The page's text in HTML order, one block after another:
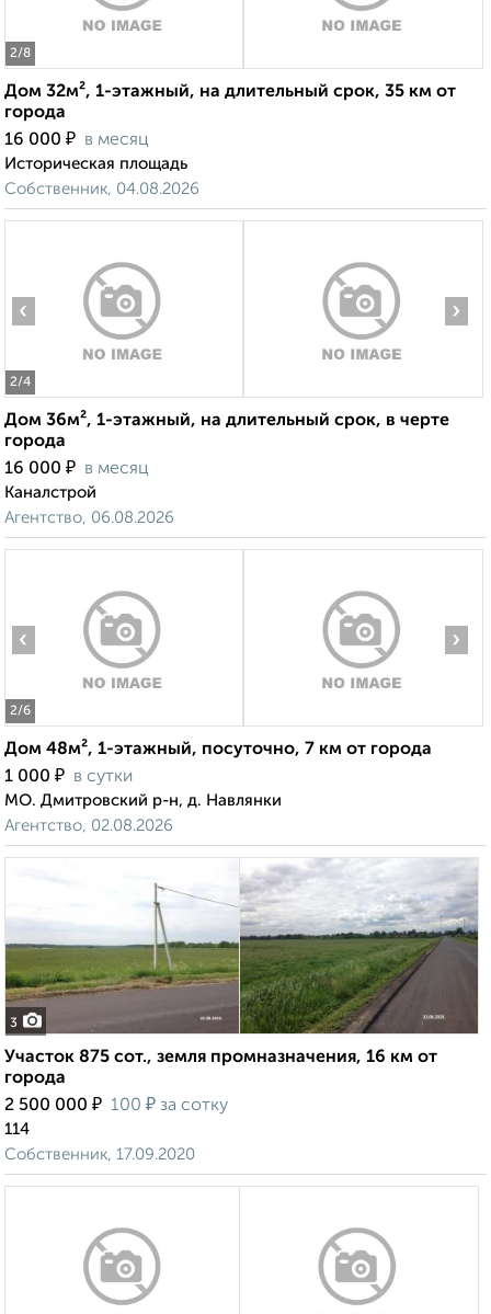
2/8
Дом 32м², 1-этажный, на длительный срок, 35 км от
города
16 000 ₽ в месяц
Историческая площадь
Собственник, 04.08.2026
2/4
‹ ›
Дом 36м², 1-этажный, на длительный срок, в черте
города
16 000 ₽ в месяц
Каналстрой
Агентство, 06.08.2026
2/6
‹ ›
Дом 48м², 1-этажный, посуточно, 7 км от города
1 000 ₽ в сутки
МО. Дмитровский р-н, д. Навлянки
Агентство, 02.08.2026
3
Участок 875 сот., земля промназначения, 16 км от
города
2 500 000 ₽ 100 ₽ за сотку
114
Собственник, 17.09.2020